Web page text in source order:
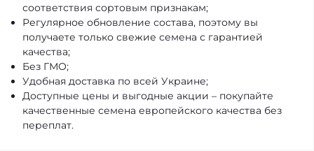
соответствия сортовым признакам;
Регулярное обновление состава, поэтому вы
получаете только свежие семена с гарантией
качества;
Без ГМО;
Удобная доставка по всей Украине;
Доступные цены и выгодные акции – покупайте
качественные семена европейского качества без
переплат.